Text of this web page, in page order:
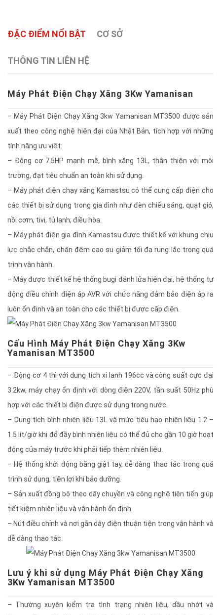
ĐẶC ĐIỂM NỔI BẬT CƠ SỞ
THÔNG TIN LIÊN HỆ
Máy Phát Điện Chạy Xăng 3Kw Yamanisan
– Máy Phát Điện Chạy Xăng 3kw Yamanisan MT3500 được sản
xuất theo công nghệ hiện đại của Nhật Bản, tích hợp với những
tính năng ưu việt:
– Động cơ 7.5HP mạnh mẽ, bình xăng 13L, thân thiện với môi
trường, đạt tiêu chuẩn an toàn khi sử dụng.
– Máy phát điện chạy xăng Kamastsu có thể cung cấp điện cho
các thiết bị sử dụng trong gia đình như đèn chiếu sáng, quạt gió,
nồi cơm, tivi, tủ lạnh, điều hòa.
– Máy phát điện gia đình Kamastsu được thiết kế với khung chịu
lực chắc chắn, chân đệm cao su giảm tối đa rung lắc trong quá
trình vận hành.
– Máy được thiết kế hệ thống bugi đánh lửa hiện đại, hệ thống tự
động điều chỉnh điện áp AVR với chức năng đảm bảo điện áp ra
luôn ổn định và an toàn cho các thiết bị được cấp điện.
Cấu Hình Máy Phát Điện Chạy Xăng 3Kw
Yamanisan MT3500
– Động cơ 4 thì với dung tích xi lanh 196cc và công suất cực đại
3.2kw, máy chạy ổn định với dòng điện 220V, tần suất 50Hz phù
hợp với các thiết bị điện được sử dụng trong nước.
– Dung tích bình nhiên liệu 13L và mức tiêu hao nhiên liệu 1.2 –
1.5 lít/giờ khi đổ đầy bình nhiên liệu có thể đủ cho gần 10 giờ hoạt
động của máy trước khi phải tiếp thêm nhiên liệu.
– Hệ thống khởi động bằng giật tay, dễ dàng thao tác trong quá
trình sử dụng, tiện lợi khi bảo dưỡng.
– Sản xuất đồng bộ theo dây chuyền và công nghệ tiên tiến giúp
tiết kiệm nhiên liệu và vận hành ổn định.
– Nút điều chỉnh và nơi gắn dây điện thuận tiện trong vận hành và
dễ dàng thao tác.
Lưu ý khi sử dụng Máy Phát Điện Chạy Xăng
3Kw Yamanisan MT3500
– Thường xuyên kiểm tra tình trạng nhiên liệu, dầu nhớt và